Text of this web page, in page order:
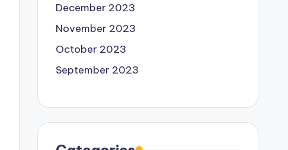
December 2023
November 2023
October 2023
September 2023